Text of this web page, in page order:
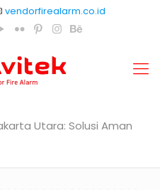
vendorfirealarm.co.id
Utara: Solusi Aman